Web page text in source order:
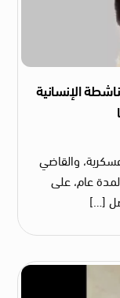
الإنسانية
والقاضي
عام، على
[…]